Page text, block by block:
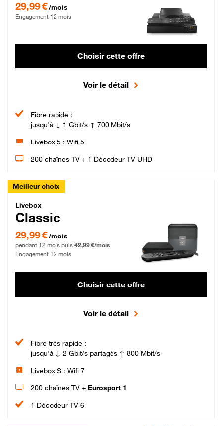
29,99 €/mois
Engagement 12 mois
Choisir cette offre
Voir le détail
Fibre rapide :
jusqu'à ↓ 1 Gbit/s ↑ 700 Mbit/s
Livebox 5 : Wifi 5
200 chaînes TV + 1 Décodeur TV UHD
Meilleur choix
Livebox Classic Fibre
Livebox
Classic
29,99 € par mois pendant 12 mois puis 42,99 € par mois, Engagement 12 mois
29,99 €/mois
pendant 12 mois puis 42,99 €/mois
Engagement 12 mois
Choisir cette offre
Voir le détail
Fibre très rapide :
jusqu'à ↓ 2 Gbit/s partagés ↑ 800 Mbit/s
Livebox S : Wifi 7
200 chaînes TV + Eurosport 1
1 Décodeur TV 6